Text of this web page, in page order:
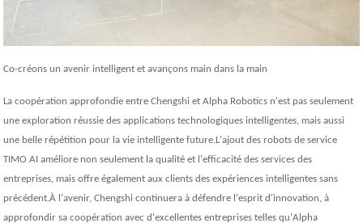
Co-créons un avenir intelligent et avançons main dans la main
La coopération approfondie entre Chengshi et Alpha Robotics n'est pas seulement
une exploration réussie des applications technologiques intelligentes, mais aussi
une belle répétition pour la vie intelligente future.L'ajout des robots de service
TIMO AI améliore non seulement la qualité et l'efficacité des services des
entreprises, mais offre également aux clients des expériences intelligentes sans
précédent.À l'avenir, Chengshi continuera à défendre l'esprit d'innovation, à
approfondir sa coopération avec d'excellentes entreprises telles qu'Alpha